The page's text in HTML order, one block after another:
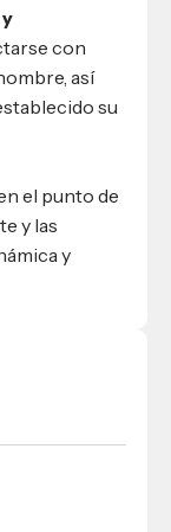
con
así
su
el punto de
y las
y